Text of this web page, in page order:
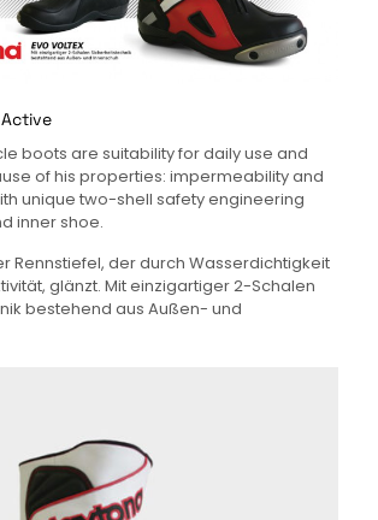
boots are suitability for daily use and
of his properties: impermeability and
unique two-shell safety engineering
inner shoe.
Rennstiefel, der durch Wasserdichtigkeit
glänzt. Mit einzigartiger 2-Schalen
bestehend aus Außen- und